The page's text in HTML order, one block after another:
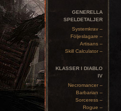
GENERELLA
SPELDETALJER
Systemkrav –
Följeslagare –
Artisans –
Skill Calculator –
KLASSER I DIABLO
IV
Necromancer –
Barbarian –
Sorceress –
Rogue –